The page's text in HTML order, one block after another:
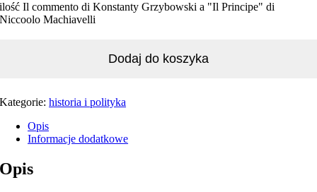
ilość Il commento di Konstanty Grzybowski a "Il Principe" di
Niccoolo Machiavelli
Dodaj do koszyka
Kategorie:historia i polityka
Opis
Informacje dodatkowe
Opis